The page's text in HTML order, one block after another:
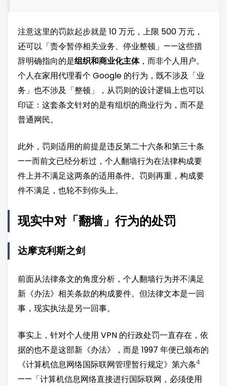
注意这里的罚款起步就是 10 万元，上限 500 万元，
还可以「责令暂停相关业务、停业整顿」——这些措
辞明确指向的是组织和商业化主体，而非个人用户。
个人在家用代理看个 Google 的行为，既不涉及「业
务」也不涉及「整顿」，从罚则的设计逻辑上也可以
印证：这套条文针对的是有组织的商业行为，而不是
普通网民。
此外，罚则适用的前提是违反第二十六条和第三十条
——而前文已经分析过，个人翻墙行为在法律构成要
件上并不满足这两条的适用条件。罚则再重，构成要
件不满足，也轮不到你头上。
现实中对「翻墙」行为的处罚
达摩克利斯之剑
前面从法律条文的角度分析，个人翻墙行为并不满足
新《办法》相关条款的构成要件。但法律文本是一回
事，现实执法是另一回事。
事实上，针对个人使用 VPN 的行政处罚一直存在，依
据的也不是这部新《办法》，而是 1997 年便已颁布的
《计算机信息网络国际联网管理暂行规定》第六条4
——「计算机信息网络直接进行国际联网，必须使用